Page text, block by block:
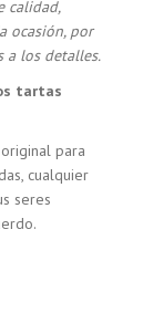
calidad,
ocasión, por
a los detalles.
tartas
para
cualquier
seres